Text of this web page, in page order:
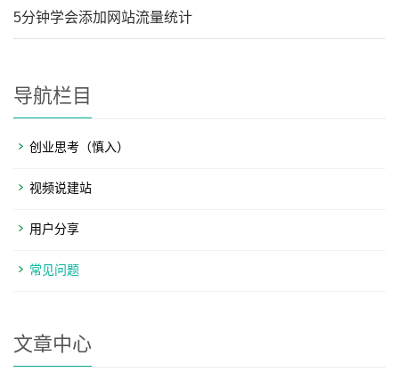
5分钟学会添加网站流量统计
导航栏目
创业思考（慎入）
视频说建站
用户分享
常见问题
文章中心